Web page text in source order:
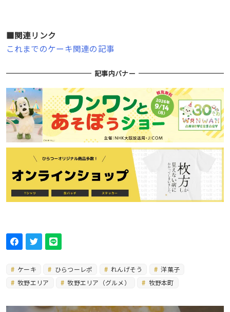
■関連リンク
これまでのケーキ関連の記事
記事内バナー
ケーキ ひらつーレポ れんげそう
洋菓子
牧野エリア
牧野エリア（グルメ） 牧野本町